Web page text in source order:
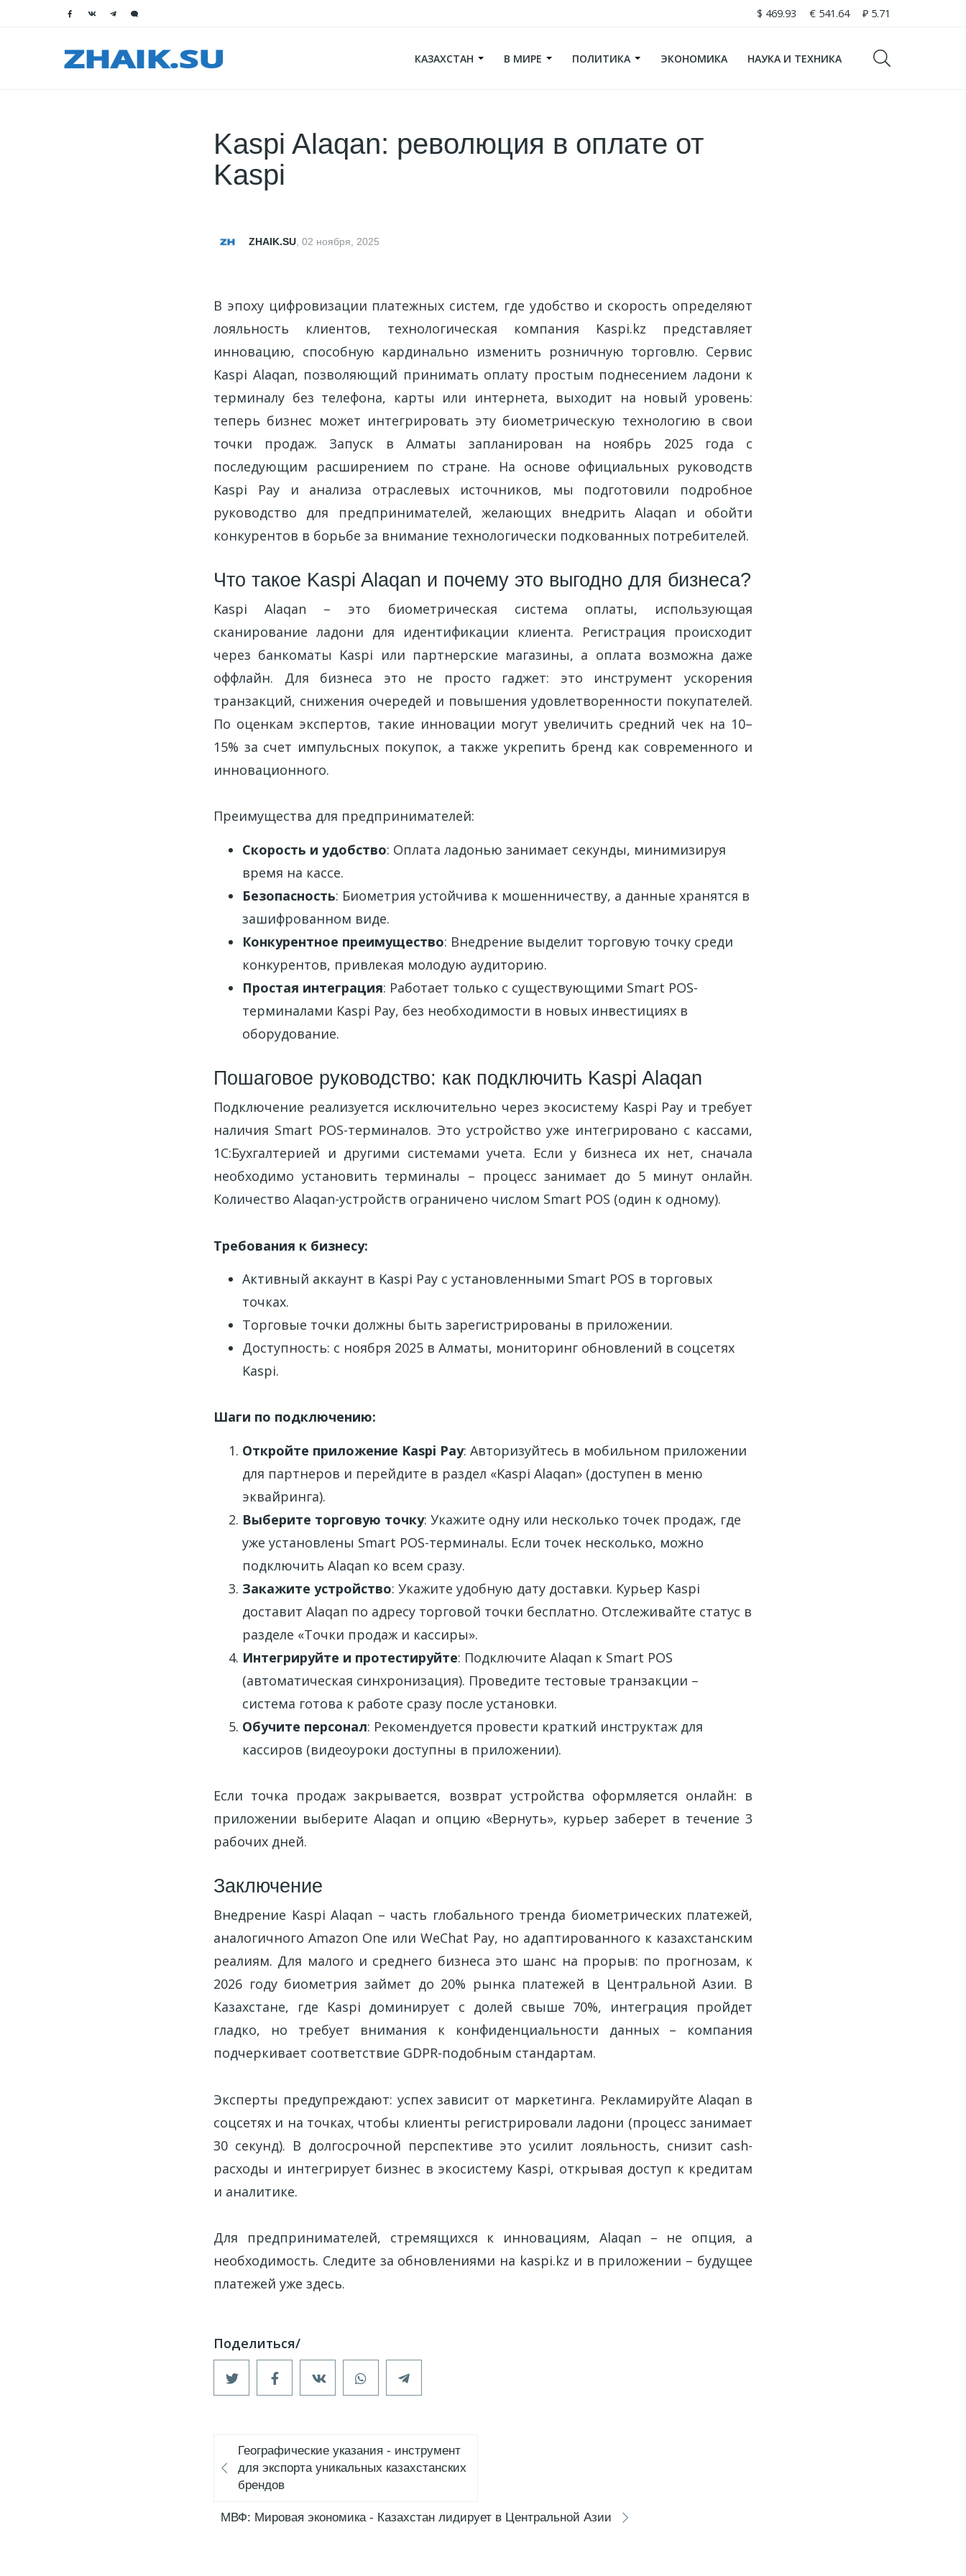
$ 469.93 € 541.64 ₽ 5.71
КАЗАХСТАН В МИРЕ ПОЛИТИКА ЭКОНОМИКА НАУКА И ТЕХНИКА
Kaspi Alaqan: революция в оплате от
Kaspi
ZHAIK.SU, 02 ноября, 2025
В эпоху цифровизации платежных систем, где удобство и скорость определяют
лояльность клиентов, технологическая компания Kaspi.kz представляет
инновацию, способную кардинально изменить розничную торговлю. Сервис
Kaspi Alaqan, позволяющий принимать оплату простым поднесением ладони к
терминалу без телефона, карты или интернета, выходит на новый уровень:
теперь бизнес может интегрировать эту биометрическую технологию в свои
точки продаж. Запуск в Алматы запланирован на ноябрь 2025 года с
последующим расширением по стране. На основе официальных руководств
Kaspi Pay и анализа отраслевых источников, мы подготовили подробное
руководство для предпринимателей, желающих внедрить Alaqan и обойти
конкурентов в борьбе за внимание технологически подкованных потребителей.
Что такое Kaspi Alaqan и почему это выгодно для бизнеса?
Kaspi Alaqan – это биометрическая система оплаты, использующая
сканирование ладони для идентификации клиента. Регистрация происходит
через банкоматы Kaspi или партнерские магазины, а оплата возможна даже
оффлайн. Для бизнеса это не просто гаджет: это инструмент ускорения
транзакций, снижения очередей и повышения удовлетворенности покупателей.
По оценкам экспертов, такие инновации могут увеличить средний чек на 10–
15% за счет импульсных покупок, а также укрепить бренд как современного и
инновационного.
Преимущества для предпринимателей:
Скорость и удобство: Оплата ладонью занимает секунды, минимизируя
время на кассе.
Безопасность: Биометрия устойчива к мошенничеству, а данные хранятся в
зашифрованном виде.
Конкурентное преимущество: Внедрение выделит торговую точку среди
конкурентов, привлекая молодую аудиторию.
Простая интеграция: Работает только с существующими Smart POS-
терминалами Kaspi Pay, без необходимости в новых инвестициях в
оборудование.
Пошаговое руководство: как подключить Kaspi Alaqan
Подключение реализуется исключительно через экосистему Kaspi Pay и требует
наличия Smart POS-терминалов. Это устройство уже интегрировано с кассами,
1С:Бухгалтерией и другими системами учета. Если у бизнеса их нет, сначала
необходимо установить терминалы – процесс занимает до 5 минут онлайн.
Количество Alaqan-устройств ограничено числом Smart POS (один к одному).
Требования к бизнесу:
Активный аккаунт в Kaspi Pay с установленными Smart POS в торговых
точках.
Торговые точки должны быть зарегистрированы в приложении.
Доступность: с ноября 2025 в Алматы, мониторинг обновлений в соцсетях
Kaspi.
Шаги по подключению:
Откройте приложение Kaspi Pay: Авторизуйтесь в мобильном приложении
для партнеров и перейдите в раздел «Kaspi Alaqan» (доступен в меню
эквайринга).
Выберите торговую точку: Укажите одну или несколько точек продаж, где
уже установлены Smart POS-терминалы. Если точек несколько, можно
подключить Alaqan ко всем сразу.
Закажите устройство: Укажите удобную дату доставки. Курьер Kaspi
доставит Alaqan по адресу торговой точки бесплатно. Отслеживайте статус в
разделе «Точки продаж и кассиры».
Интегрируйте и протестируйте: Подключите Alaqan к Smart POS
(автоматическая синхронизация). Проведите тестовые транзакции –
система готова к работе сразу после установки.
Обучите персонал: Рекомендуется провести краткий инструктаж для
кассиров (видеоуроки доступны в приложении).
Если точка продаж закрывается, возврат устройства оформляется онлайн: в
приложении выберите Alaqan и опцию «Вернуть», курьер заберет в течение 3
рабочих дней.
Заключение
Внедрение Kaspi Alaqan – часть глобального тренда биометрических платежей,
аналогичного Amazon One или WeChat Pay, но адаптированного к казахстанским
реалиям. Для малого и среднего бизнеса это шанс на прорыв: по прогнозам, к
2026 году биометрия займет до 20% рынка платежей в Центральной Азии. В
Казахстане, где Kaspi доминирует с долей свыше 70%, интеграция пройдет
гладко, но требует внимания к конфиденциальности данных – компания
подчеркивает соответствие GDPR-подобным стандартам.
Эксперты предупреждают: успех зависит от маркетинга. Рекламируйте Alaqan в
соцсетях и на точках, чтобы клиенты регистрировали ладони (процесс занимает
30 секунд). В долгосрочной перспективе это усилит лояльность, снизит cash-
расходы и интегрирует бизнес в экосистему Kaspi, открывая доступ к кредитам
и аналитике.
Для предпринимателей, стремящихся к инновациям, Alaqan – не опция, а
необходимость. Следите за обновлениями на kaspi.kz и в приложении – будущее
платежей уже здесь.
Географические указания - инструмент
для экспорта уникальных казахстанских
брендов
МВФ: Мировая экономика - Казахстан лидирует в Центральной Азии